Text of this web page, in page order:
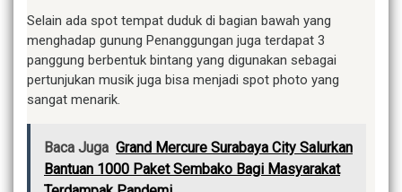
Selain ada spot tempat duduk di bagian bawah yang
menghadap gunung Penanggungan juga terdapat 3
panggung berbentuk bintang yang digunakan sebagai
pertunjukan musik juga bisa menjadi spot photo yang
sangat menarik.
Baca Juga Grand Mercure Surabaya City Salurkan
Bantuan 1000 Paket Sembako Bagi Masyarakat